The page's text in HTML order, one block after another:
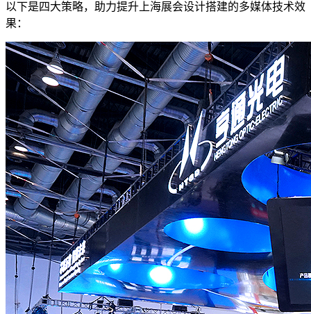
以下是四大策略，助力提升上海展会设计搭建的多媒体技术效
果：